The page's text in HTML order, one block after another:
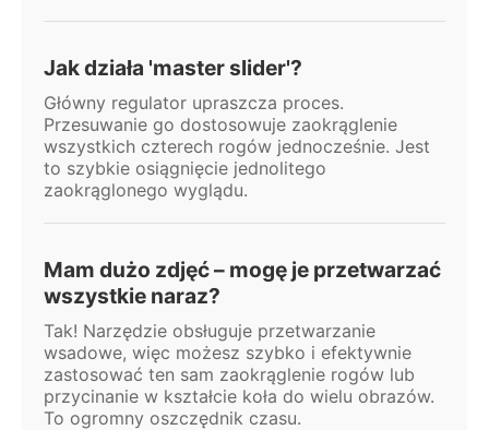
Jak działa 'master slider'?
Główny regulator upraszcza proces.
Przesuwanie go dostosowuje zaokrąglenie
wszystkich czterech rogów jednocześnie. Jest
to szybkie osiągnięcie jednolitego
zaokrąglonego wyglądu.
Mam dużo zdjęć – mogę je przetwarzać
wszystkie naraz?
Tak! Narzędzie obsługuje przetwarzanie
wsadowe, więc możesz szybko i efektywnie
zastosować ten sam zaokrąglenie rogów lub
przycinanie w kształcie koła do wielu obrazów.
To ogromny oszczędnik czasu.